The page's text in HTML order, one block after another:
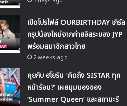
เปิดโปรไฟล์ OURBIRTHDAY เกิร์ล
กรุปน้องใหม่จากค่ายอิสระของ JYP
พร้อมสมาชิกสาวไทย
2 weeks ago
คุยกับ ฮโยริน ‘คิดถึง SISTAR ทุก
หน้าร้อน?’ เผยมุมมองของ
‘Summer Queen’ และสถานะรี